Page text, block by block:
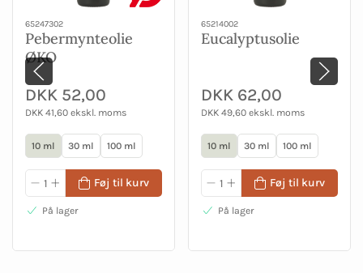
65247302
Pebermynteolie
ØKO
DKK 52,00
DKK 41,60 ekskl. moms
10 ml 30 ml 100 ml
Føj til kurv
På lager
65214002
Eucalyptusolie
DKK 62,00
DKK 49,60 ekskl. moms
10 ml 30 ml 100 ml
Føj til kurv
På lager